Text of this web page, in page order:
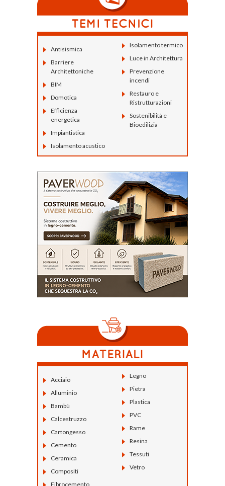
Antisismica
Barriere
Architettoniche
BIM
Domotica
Efficienza
energetica
Impiantistica
Isolamento acustico
Isolamento termico
Luce in Architettura
Prevenzione
incendi
Restauro e
Ristrutturazioni
Sostenibilità e
Bioedilizia
Acciaio
Alluminio
Bambù
Calcestruzzo
Cartongesso
Cemento
Ceramica
Compositi
Fibrocemento
Legno
Pietra
Plastica
PVC
Rame
Resina
Tessuti
Vetro